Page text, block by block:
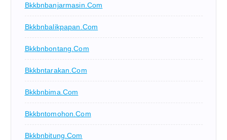
Bkkbnbanjarmasin.com
Bkkbnbalikpapan.com
Bkkbnbontang.com
Bkkbntarakan.com
Bkkbnbima.com
Bkkbntomohon.com
Bkkbnbitung.com